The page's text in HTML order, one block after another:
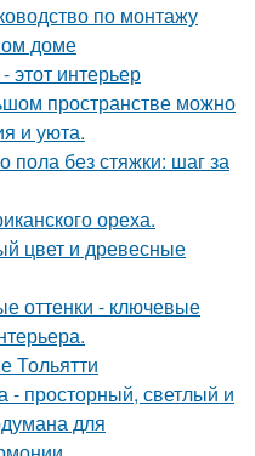
по монтажу
доме
интерьер
пространстве можно
и уюта.
пола без стяжки: шаг за
ореха.
цвет и древесные
оттенки - ключевые
Тольятти
- просторный, светлый и
для